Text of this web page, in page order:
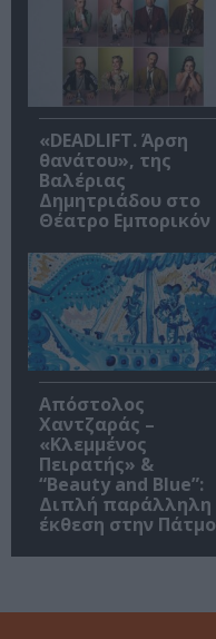
«DEADLIFT. Άρση
θανάτου», της
Βαλέριας
Δημητριάδου στο
Θέατρο Εμπορικόν
Απόστολος
Χαντζαράς –
«Κλεμμένος
Πειρατής» &
“Beauty and Blue”:
Διπλή παράλληλη
έκθεση στην Πάτμο